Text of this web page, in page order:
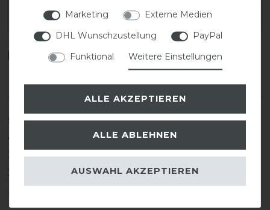
Kundenrezensionen (0)
5
0
4
0
3
0
2
0
1
Marketing
Externe Medien
DHL Wunschzustellung
PayPal
Funktional
Weitere Einstellungen
ALLE AKZEPTIEREN
ALLE ABLEHNEN
AUSWAHL AKZEPTIEREN